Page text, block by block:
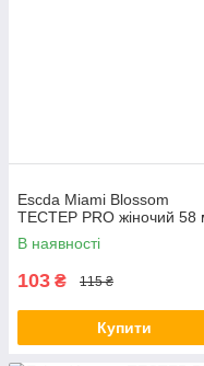
Escda Miami Blossom
ТЕСТЕР PRO жіночий 58
В наявності
103 ₴ 115 ₴
Купити